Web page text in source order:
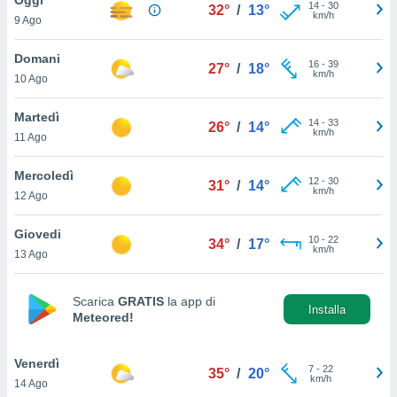
è
al sito
di
ci
di
il
un
la
nella
9 Ago
32° / 13° 14- 30
km/h
Domani
10 Ago
27° / 18° 16- 39
km/h
Martedì
11 Ago
26° / 14° 14- 33
km/h
Mercoledì
12 Ago
31° / 14° 12- 30
km/h
Giovedi
13 Ago
34° / 17° 10- 22
km/h
Scarica GRATIS la app di
Meteored!
Installa
Venerdì
14 Ago
35° / 20° 7- 22
km/h